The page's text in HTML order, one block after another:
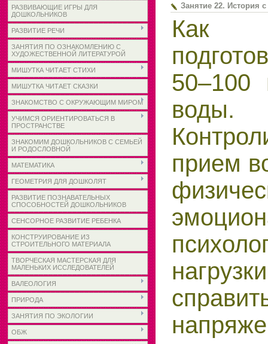
РАЗВИВАЮЩИЕ ИГРЫ ДЛЯ
ДОШКОЛЬНИКОВ
РАЗВИТИЕ РЕЧИ
ЗАНЯТИЯ ПО ОЗНАКОМЛЕНИЮ С
ХУДОЖЕСТВЕННОЙ ЛИТЕРАТУРОЙ
МИШУТКА ЧИТАЕТ СТИХИ
МИШУТКА ЧИТАЕТ СКАЗКИ
ЗНАКОМСТВО С ОКРУЖАЮЩИМ МИРОМ
УЧИМСЯ ОРИЕНТИРОВАТЬСЯ В
ПРОСТРАНСТВЕ
ЗНАКОМИМ ДОШКОЛЬНИКОВ С СЕМЬЕЙ
И РОДОСЛОВНОЙ
МАТЕМАТИКА
ГЕОМЕТРИЯ ДЛЯ ДОШКОЛЯТ
РАЗВИТИЕ ПОЗНАВАТЕЛЬНЫХ
СПОСОБНОСТЕЙ ДОШКОЛЬНИКОВ
СЕНСОРНОЕ РАЗВИТИЕ РЕБЕНКА
КОНСТРУИРОВАНИЕ ИЗ
СТРОИТЕЛЬНОГО МАТЕРИАЛА
ТВОРЧЕСКАЯ МАСТЕРСКАЯ ДЛЯ
МАЛЕНЬКИХ ИССЛЕДОВАТЕЛЕЙ
ВАЛЕОЛОГИЯ
ПРИРОДА
ЗАНЯТИЯ ПО ЭКОЛОГИИ
ОБЖ
Занятие 22. История
Как
50–100
воды.
прием